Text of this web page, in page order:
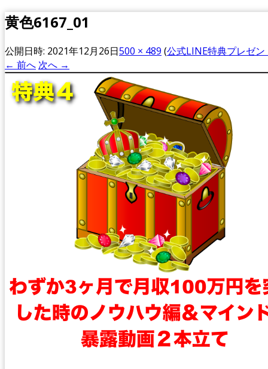
黄色6167_01
公開日時: 2021年12月26日500 × 489 (公式LINE特典プレゼン
← 前へ 次へ →